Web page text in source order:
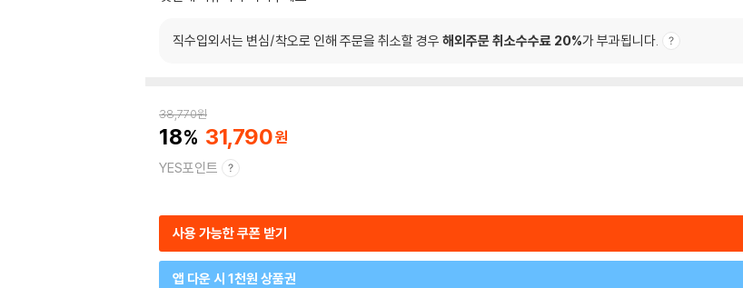
직수입외서는 변심/착오로 인해 주문을 취소할 경우 해외주문 취소수수료 20%가 부과됩니다.
38,770원
18 31,790
YES포인트
사용 가능한 쿠폰 받기
앱 다운 시 1천원 상품권